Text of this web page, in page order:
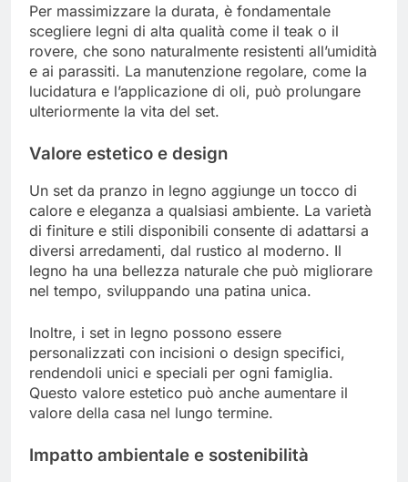
Per massimizzare la durata, è fondamentale
scegliere legni di alta qualità come il teak o il
rovere, che sono naturalmente resistenti all’umidità
e ai parassiti. La manutenzione regolare, come la
lucidatura e l’applicazione di oli, può prolungare
ulteriormente la vita del set.
Valore estetico e design
Un set da pranzo in legno aggiunge un tocco di
calore e eleganza a qualsiasi ambiente. La varietà
di finiture e stili disponibili consente di adattarsi a
diversi arredamenti, dal rustico al moderno. Il
legno ha una bellezza naturale che può migliorare
nel tempo, sviluppando una patina unica.
Inoltre, i set in legno possono essere
personalizzati con incisioni o design specifici,
rendendoli unici e speciali per ogni famiglia.
Questo valore estetico può anche aumentare il
valore della casa nel lungo termine.
Impatto ambientale e sostenibilità